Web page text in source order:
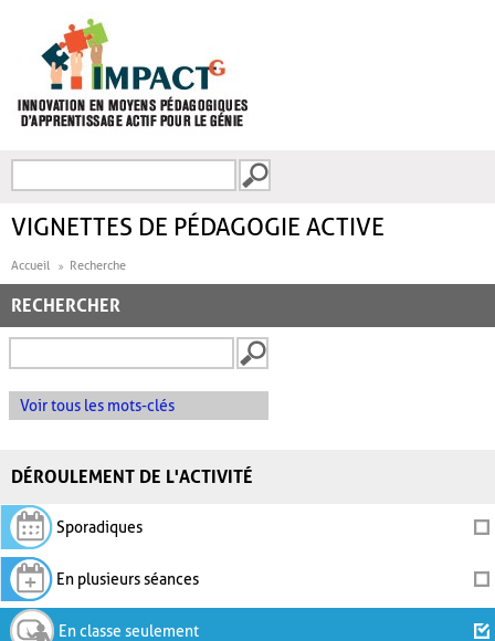
FORMULAIRE DE
VIGNETTES DE PÉDAGOGIE ACTIVE
Accueil Recherche
RECHERCHER
Voir tous les mots-clés
DÉROULEMENT DE L'ACTIVITÉ
Sporadiques
En plusieurs séances
En classe seulement